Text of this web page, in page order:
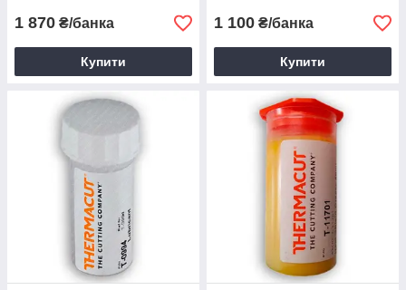
1 870 ₴/банка
Купити
1 100 ₴/банка
Купити